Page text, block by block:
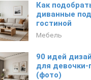
Как
диванные
гостиной
Мебель
90 идей
для девочки-
(фото)